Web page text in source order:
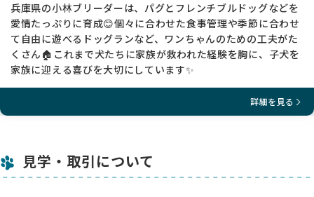
兵庫県の小林ブリーダーは、パグとフレンチブルドッグなどを
愛情たっぷりに育成😊個々に合わせた食事管理や季節に合わせ
て自由に遊べるドッグランなど、ワンちゃんのための工夫がた
くさん🏠これまで犬たちに家族が救われた経験を胸に、子犬を
家族に迎える喜びを大切にしています✨
詳細を見る
見学・取引について